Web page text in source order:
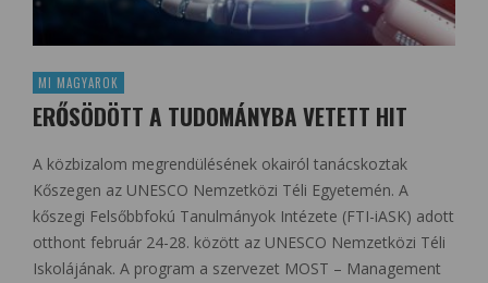
MI MAGYAROK
ERŐSÖDÖTT A TUDOMÁNYBA VETETT HIT
A közbizalom megrendülésének okairól tanácskoztak
Kőszegen az UNESCO Nemzetközi Téli Egyetemén. A
kőszegi Felsőbbfokú Tanulmányok Intézete (FTI-iASK) adott
otthont február 24-28. között az UNESCO Nemzetközi Téli
Iskolájának. A program a szervezet MOST – Management